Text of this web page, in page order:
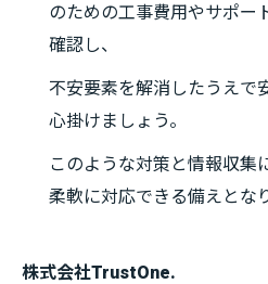
のための工事費用やサポー
確認し、
不安要素を解消したうえで
心掛けましょう。
このような対策と情報収集
柔軟に対応できる備えとな
株式会社TrustOne.